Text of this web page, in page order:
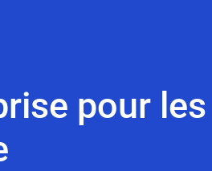
pour